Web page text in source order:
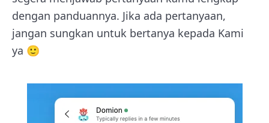
dengan panduannya. Jika ada pertanyaan,
jangan sungkan untuk bertanya kepada Kami
ya 🙂